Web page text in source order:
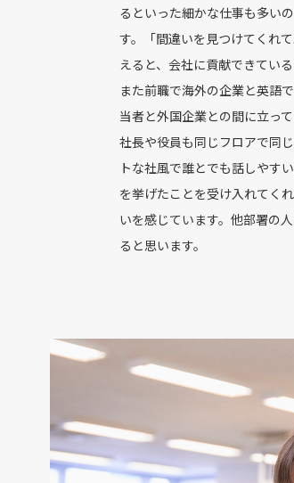
るといった細かな仕事も多い
す。「間違いを見つけてくれ
えると、会社に貢献できてい
また前職で海外の企業と英語
当者と外国企業との間に立っ
社長や役員も同じフロアで同
トな社風で誰とでも話しやす
を挙げたことを受け入れてく
いを感じています。他部署の
ると思います。